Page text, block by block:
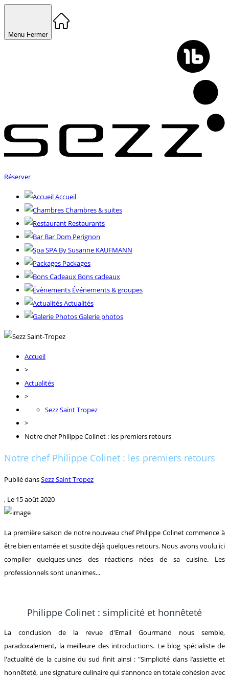
Menu Fermer
Réserver
Accueil
Chambres & suites
Restaurants
Bar Dom Perignon
SPA By Susanne KAUFMANN
Packages
Bons cadeaux
Événements & groupes
Actualités
Galerie photos
Accueil
>
Actualités
>
Sezz Saint Tropez
>
Notre chef Philippe Colinet : les premiers retours
Notre chef Philippe Colinet : les premiers retours
Publié dansSezz Saint Tropez
, Le 15 août 2020
La première saison de notre nouveau chef Philippe Colinet commence à
être bien entamée et suscite déjà quelques retours. Nous avons voulu ici
compiler quelques-unes des réactions nées de sa cuisine. Les
professionnels sont unanimes...
Philippe Colinet : simplicité et honnêteté
La conclusion de la revue d'Email Gourmand nous semble,
paradoxalement, la meilleure des introductions. Le blog spécialiste de
l'actualité de la cuisine du sud finit ainsi : "Simplicité dans l’assiette et
honnêteté, une signature culinaire qui s’annonce en totale cohésion avec